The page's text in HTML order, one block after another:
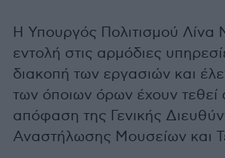
Η Υπουργός Πολιτισμού
εντολή στις αρμόδιες
διακοπή των εργασιών και
των όποιων όρων έχουν τεθεί
απόφαση της Γενικής
Αναστήλωσης Μουσείων και